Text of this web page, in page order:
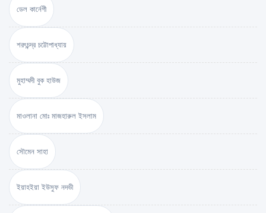
ডেল কার্নেগী
শরৎচন্দ্র চট্টোপাধ্যায়
মুহাম্মদী বুক হাউজ
মাওলানা মোঃ মাজহারুল ইসলাম
সৌমেন সাহা
ইয়াহইয়া ইউসুফ নদভী